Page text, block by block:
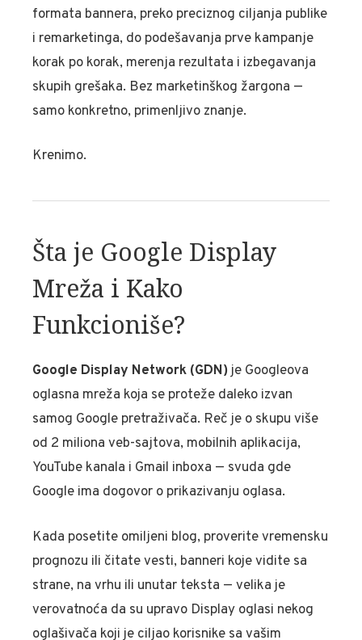
formata bannera, preko preciznog ciljanja publike
i remarketinga, do podešavanja prve kampanje
korak po korak, merenja rezultata i izbegavanja
skupih grešaka. Bez marketinškog žargona —
samo konkretno, primenljivo znanje.
Krenimo.
Šta je Google Display
Mreža i Kako
Funkcioniše?
Google Display Network (GDN) je Googleova
oglasna mreža koja se proteže daleko izvan
samog Google pretraživača. Reč je o skupu više
od 2 miliona veb-sajtova, mobilnih aplikacija,
YouTube kanala i Gmail inboxa — svuda gde
Google ima dogovor o prikazivanju oglasa.
Kada posetite omiljeni blog, proverite vremensku
prognozu ili čitate vesti, banneri koje vidite sa
strane, na vrhu ili unutar teksta — velika je
verovatnoća da su upravo Display oglasi nekog
oglašivača koji je ciljao korisnike sa vašim